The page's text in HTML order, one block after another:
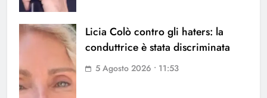
Licia Colò contro gli haters: la
conduttrice è stata discriminata
5 Agosto 2026 • 11:53